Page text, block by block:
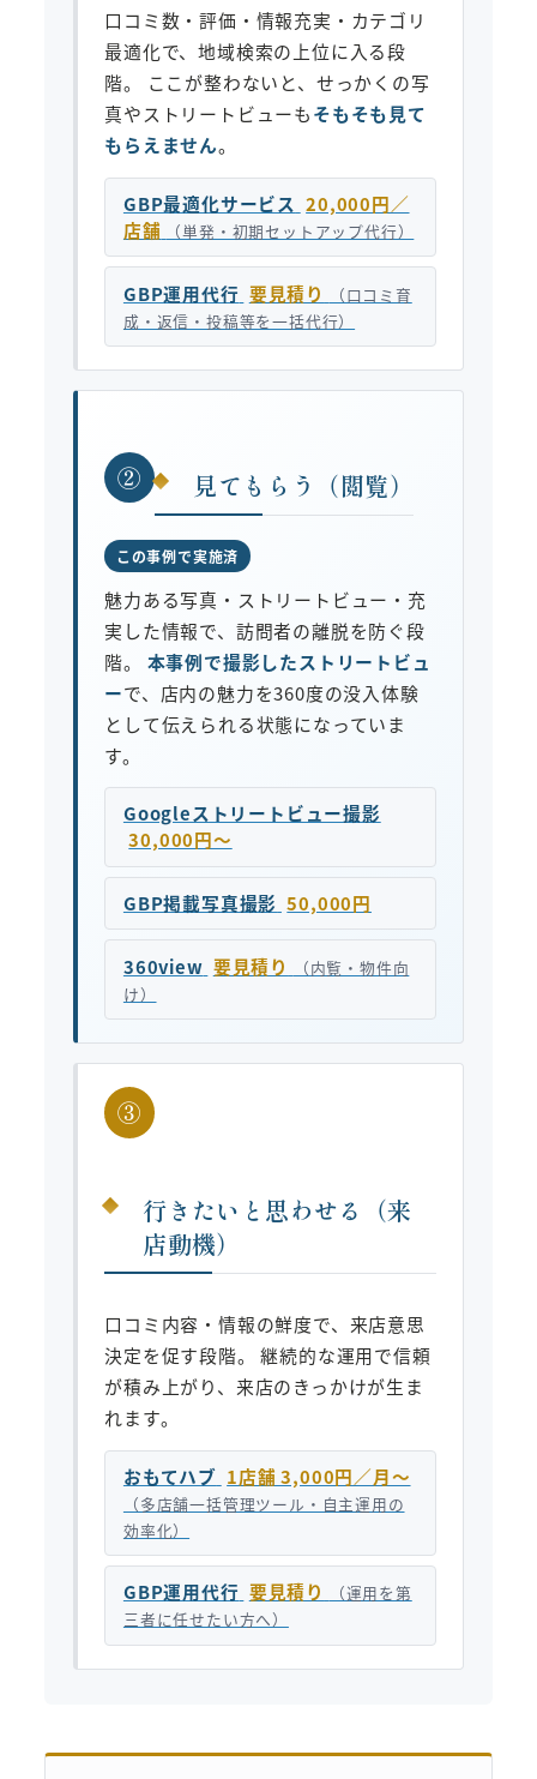
口コミ数・評価・情報充実・カテゴリ
最適化で、地域検索の上位に入る段
階。 ここが整わないと、せっかくの写
真やストリートビューもそもそも見て
もらえません。
GBP最適化サービス 20,000円／
店舗
（単発・初期セットアップ代行）
GBP運用代行 要見積り
（口コミ育
成・返信・投稿等を一括代行）
② 見てもらう（閲覧）
この事例で実施済
魅力ある写真・ストリートビュー・充
実した情報で、訪問者の離脱を防ぐ段
階。 本事例で撮影したストリートビュ
ーで、店内の魅力を360度の没入体験
として伝えられる状態になっていま
す。
Googleストリートビュー撮影
30,000円〜
GBP掲載写真撮影 50,000円
360view 要見積り
（内覧・物件向
け）
③
行きたいと思わせる（来
店動機）
口コミ内容・情報の鮮度で、来店意思
決定を促す段階。 継続的な運用で信頼
が積み上がり、来店のきっかけが生ま
れます。
おもてハブ 1店舗 3,000円／月〜
（多店舗一括管理ツール・自主運用の
効率化）
GBP運用代行 要見積り
（運用を第
三者に任せたい方へ）